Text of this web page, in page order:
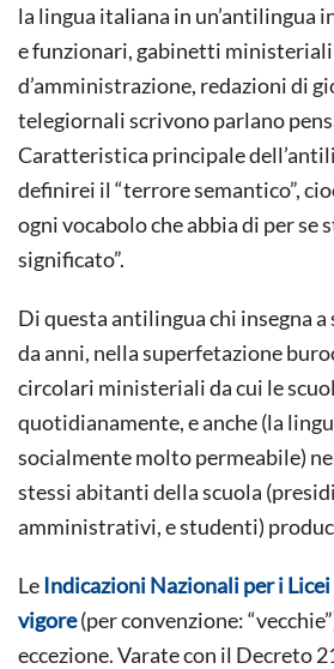
la lingua italiana in un’antilingua
e funzionari, gabinetti ministeriali
d’amministrazione, redazioni di
telegiornali scrivono parlano
Caratteristica principale
definirei il “terrore semantico”,
ogni vocabolo che abbia di per se
significato”.
Di questa antilingua chi insegna a
da anni, nella superfetazione
circolari ministeriali da cui le
quotidianamente, e anche (la
socialmente molto permeabile)
stessi abitanti della scuola
amministrativi, e studenti)
LeIndicazioni Nazionali per i
vigore(per convenzione:
eccezione. Varate con il Decreto